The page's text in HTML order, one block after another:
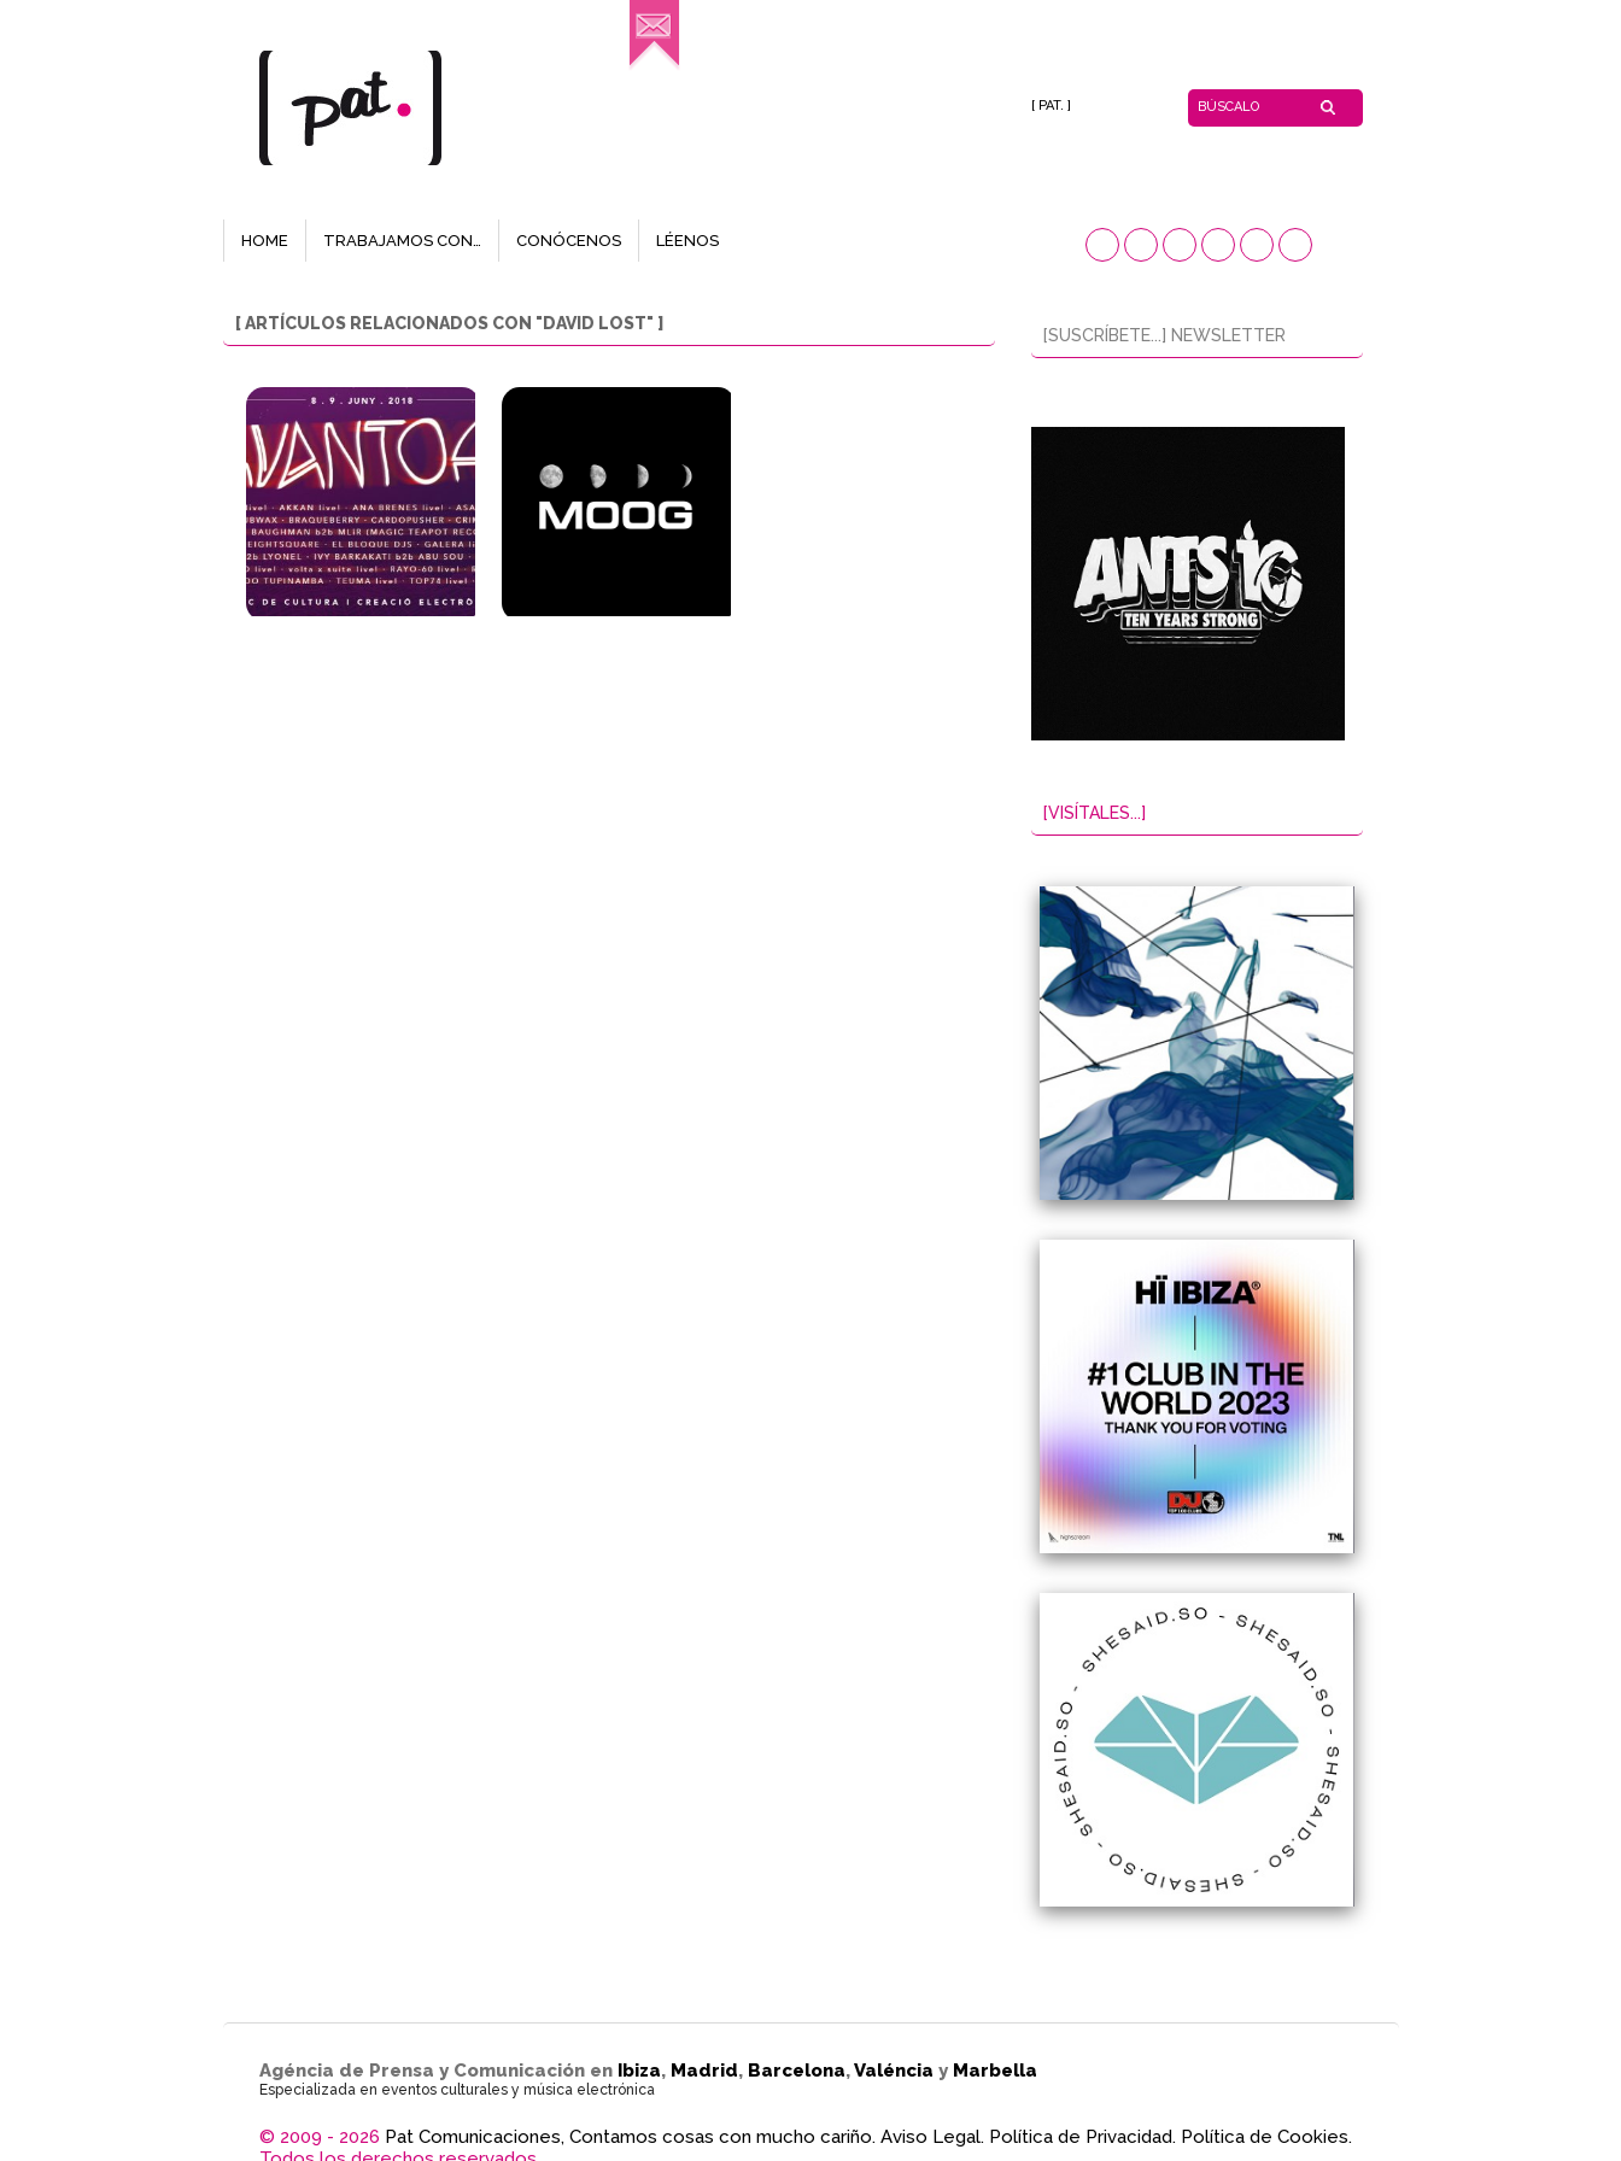
[ PAT. ]
HOME TRABAJAMOS CON… CONÓCENOS LÉENOS
[ ARTÍCULOS RELACIONADOS CON "DAVID LOST" ]
[SUSCRÍBETE...] NEWSLETTER
[VISÍTALES...]
Agéncia de Prensa y Comunicación en Ibiza, Madrid, Barcelona,Valéncia y Marbella
Especializada en eventos culturales y música electrónica
© 2009 - 2026 Pat Comunicaciones, Contamos cosas con mucho cariño. Aviso Legal. Política de Privacidad. Política de Cookies.